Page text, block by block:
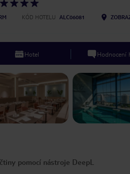
KÓD HOTELU ALC06081
Hotel Hodnocení
pomocí nástroje DeepL